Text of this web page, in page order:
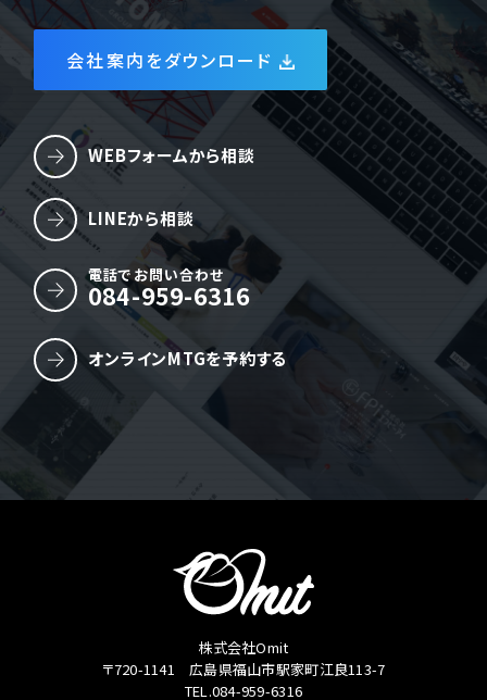
会社案内をダウンロード
WEBフォームから相談
LINEから相談
電話でお問い合わせ
084-959-6316
オンラインMTGを予約する
株式会社Omit
〒720-1141 広島県福山市駅家町江良113-7
TEL.084-959-6316